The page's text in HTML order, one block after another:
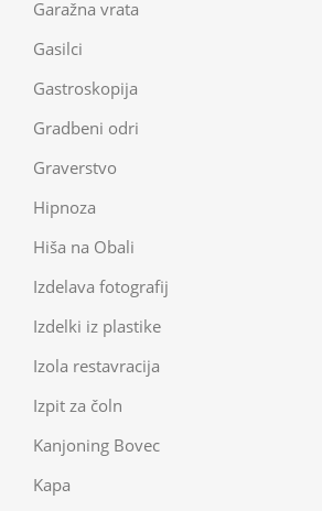
Garažna vrata
Gasilci
Gastroskopija
Gradbeni odri
Graverstvo
Hipnoza
Hiša na Obali
Izdelava fotografij
Izdelki iz plastike
Izola restavracija
Izpit za čoln
Kanjoning Bovec
Kapa